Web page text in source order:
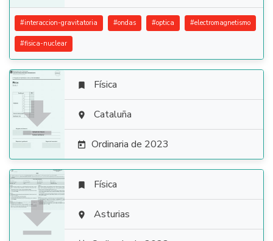
#interaccion-gravitatoria #ondas #optica #electromagnetismo
#fisica-nuclear

 Física
 Cataluña
 Ordinaria de 2023

 Física
 Asturias